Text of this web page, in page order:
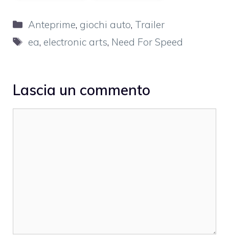
Categorie
Anteprime, giochi auto, Trailer
Tag
ea, electronic arts, Need For Speed
Lascia un commento